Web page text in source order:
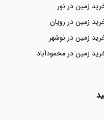
زمین در نور
زمین در رویان
زمین در نوشهر
زمین در محمودآباد